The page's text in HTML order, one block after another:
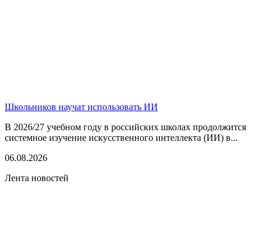
Школьников научат использовать ИИ
В 2026/27 учебном году в российских школах продолжится
системное изучение искусственного интеллекта (ИИ) в...
06.08.2026
Лента новостей